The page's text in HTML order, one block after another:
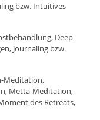
bzw. Intuitives
Deep
Journaling bzw.
Meditation,
Metta-Meditation,
des Retreats,